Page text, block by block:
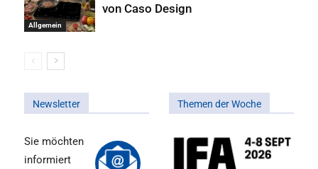
Allgemein
von Caso Design
Newsletter
Sie möchten
informiert
Themen der Woche